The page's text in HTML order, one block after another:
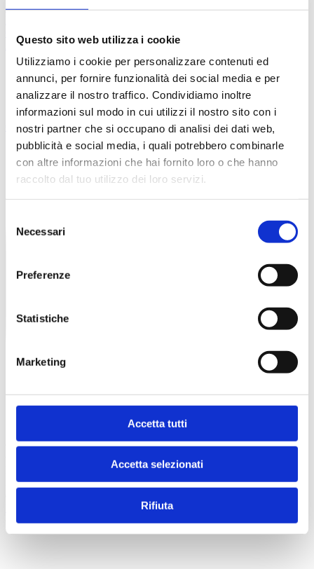
Questo sito web utilizza i cookie
Utilizziamo i cookie per personalizzare contenuti ed
annunci, per fornire funzionalità dei social media e per
analizzare il nostro traffico. Condividiamo inoltre
informazioni sul modo in cui utilizzi il nostro sito con i
nostri partner che si occupano di analisi dei dati web,
pubblicità e social media, i quali potrebbero combinarle
con altre informazioni che hai fornito loro o che hanno
raccolto dal tuo utilizzo dei loro servizi.
delNecessari
Preferenze
Statistiche
Marketing
Accetta tutti
Accetta selezionati
Rifiuta
Domande
Accedi Registrati
Chirurgia Colon-Rettale
Chi siamoFAQContatti
© 2026 Superspecialistico
Poliambulatorio Specialistico Verona - Viale del lavoro, n. 25/a,
37135 (VR) - CF/P. IVA n. 03504300231 - Registro delle Imprese
credits